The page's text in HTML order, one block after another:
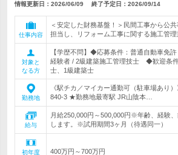
情報更新日：2026/06/09 終了予定日： 2026/09/14
仕事内容
＜安定した財務基盤！＞民間工事から公
担当し、リフォーム工事に関する施工管理
対象と
なる方
【学歴不問】◆応募条件：普通自動車免
経験者 / 2級建築施工管理技士 ◆歓迎条
士、1級建築士
勤務地
《駅チカ／マイカー通勤可（駐車場あり
840-3 ★勤務地最寄駅 JR山陰本…
給与
月給250,000円～500,000円※年齢、経験
します。※試用期間3ヶ月（待遇同一）
初年度 400万円～700万円